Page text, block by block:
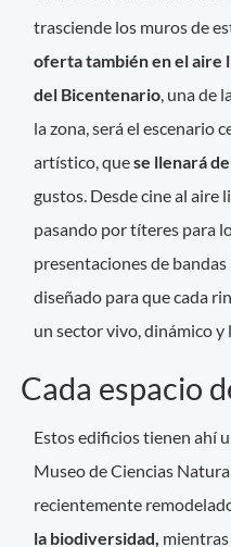
trasciende los muros de
oferta también en el aire
del Bicentenario, una de
la zona, será el escenario
artístico, quese llenará
gustos. Desde cine al aire
pasando por títeres para
presentaciones de
diseñado para que cada
un sector vivo, dinámico y
Cada espacio
Estos edificios tienen ahí
Museo de Ciencias
recientemente
la biodiversidad,